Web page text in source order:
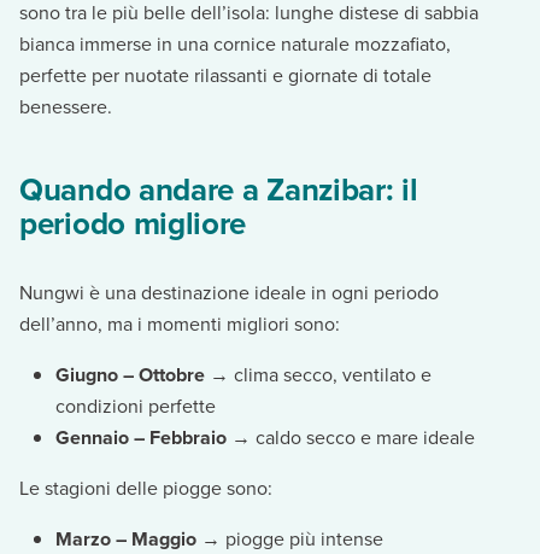
sono tra le più belle dell’isola: lunghe distese di sabbia
bianca immerse in una cornice naturale mozzafiato,
perfette per nuotate rilassanti e giornate di totale
benessere.
Quando andare a Zanzibar: il
periodo migliore
Nungwi è una destinazione ideale in ogni periodo
dell’anno, ma i momenti migliori sono:
Giugno – Ottobre → clima secco, ventilato e
condizioni perfette
Gennaio – Febbraio → caldo secco e mare ideale
Le stagioni delle piogge sono:
Marzo – Maggio → piogge più intense